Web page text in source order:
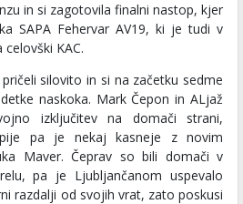
in si zagotovila finalni nastop, kjer
SAPA Fehervar AV19, ki je tudi v
KAC.
silovito in si na začetku sedme
naskoka. Mark Čepon in ALjaž
izključitev na domači strani,
pa je nekaj kasneje z novim
Maver. Čeprav so bili domači v
pa je Ljubljančanom uspevalo
razdalji od svojih vrat, zato poskusi